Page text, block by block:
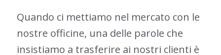
Quando ci mettiamo nel mercato con le
nostre officine, una delle parole che
insistiamo a trasferire ai nostri clienti è